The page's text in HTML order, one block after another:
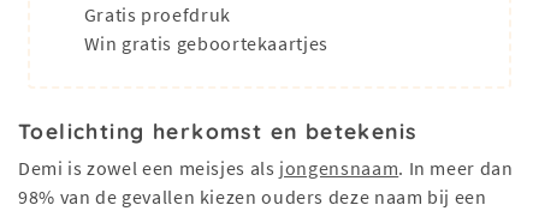
Gratis proefdruk
Win gratis geboortekaartjes
Toelichting herkomst en betekenis
Demi is zowel een meisjes als jongensnaam. In meer dan
98% van de gevallen kiezen ouders deze naam bij een